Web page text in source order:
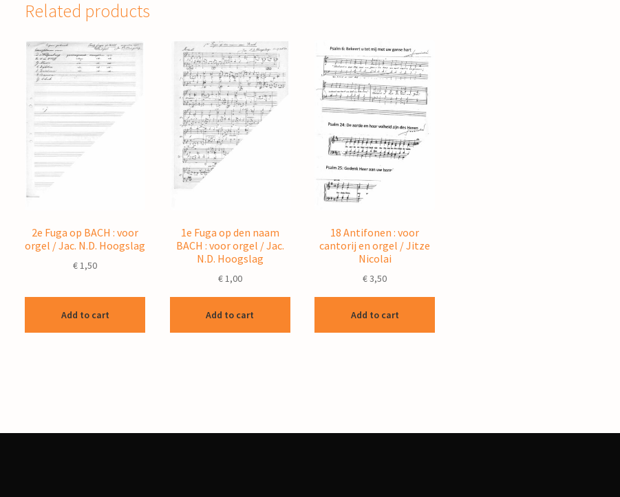
Related products
2e Fuga op BACH : voor
orgel / Jac. N.D. Hoogslag
€1,50
Add to cart
1e Fuga op den naam
BACH : voor orgel / Jac.
N.D. Hoogslag
€1,00
Add to cart
18 Antifonen : voor
cantorij en orgel / Jitze
Nicolai
€3,50
Add to cart